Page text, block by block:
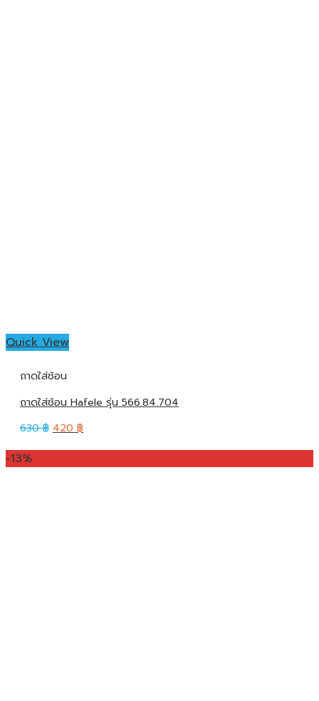
Quick View
ถาดใส่ช้อน
ถาดใส่ช้อน Hafele รุ่น 566.84.704
630฿ 420 ฿
-13%